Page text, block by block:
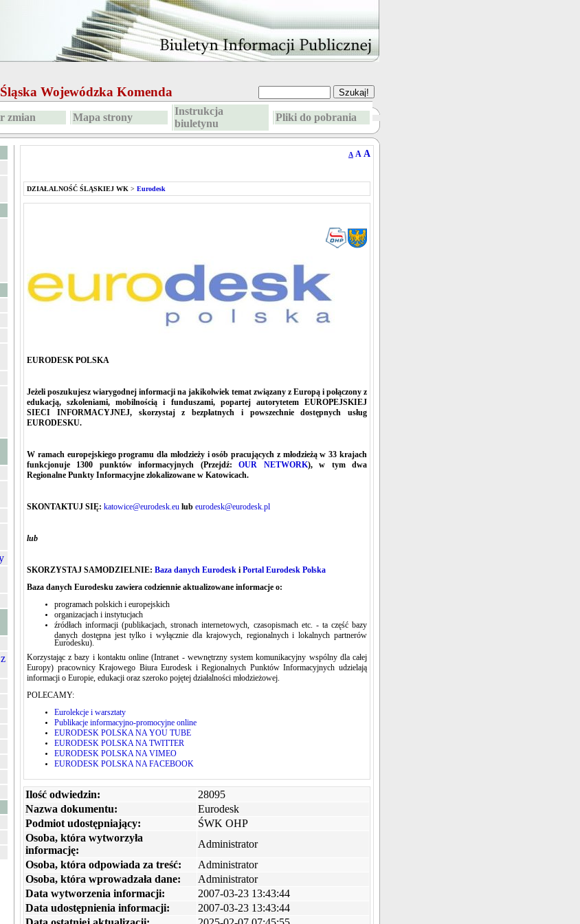
Wojewódzka Komenda
zmian Mapa strony
Instrukcja
biuletynu
Pliki do pobrania
A A A
DZIAŁALNOŚĆ ŚLĄSKIEJ WK > Eurodesk
EURODESK POLSKA
Jeżeli poszukujesz wiarygodnej informacji na jakikolwiek temat związany z Europą i połączony z
edukacją, szkoleniami, mobilnością i funduszami, popartej autorytetem EUROPEJSKIEJ
SIECI INFORMACYJNEJ, skorzystaj z bezpłatnych i powszechnie dostępnych usług
EURODESKU.
W ramach europejskiego programu dla młodzieży i osób pracujących z młodzieżą w 33 krajach
funkcjonuje 1300 punktów informacyjnych (Przejdź:OUR NETWORK), w tym dwa
Regionalne Punkty Informacyjne zlokalizowane w Katowicach.
SKONTAKTUJ SIĘ: katowice@eurodesk.eu lub eurodesk@eurodesk.pl
lub
SKORZYSTAJ SAMODZIELNIE: Baza danych Eurodesk i Portal Eurodesk Polska
Baza danych Eurodesku zawiera codziennie aktualizowane informacje o:
programach polskich i europejskich
organizacjach i instytucjach
źródłach informacji (publikacjach, stronach internetowych, czasopismach etc. - ta część bazy
danych dostępna jest tylko i wyłącznie dla krajowych, regionalnych i lokalnych partnerów
Eurodesku).
Korzystając z bazy i kontaktu online (Intranet - wewnętrzny system komunikacyjny wspólny dla całej
Europy) pracownicy Krajowego Biura Eurodesk i Regionalnych Punktów Informacyjnych udzielają
informacji o Europie, edukacji oraz szeroko pojętej działalności młodzieżowej.
POLECAMY:
Eurolekcje i warsztaty
Publikacje informacyjno-promocyjne online
EURODESK POLSKA NA YOU TUBE
EURODESK POLSKA NA TWITTER
EURODESK POLSKA NA VIMEO
EURODESK POLSKA NA FACEBOOK
Ilość odwiedzin:
28095
Nazwa dokumentu:
Eurodesk
Podmiot udostępniający:
ŚWK OHP
Osoba, która wytworzyła
informację:
Administrator
Osoba, która odpowiada za treść:
Administrator
Osoba, która wprowadzała dane:
Administrator
Data wytworzenia informacji:
2007-03-23 13:43:44
Data udostępnienia informacji:
2007-03-23 13:43:44